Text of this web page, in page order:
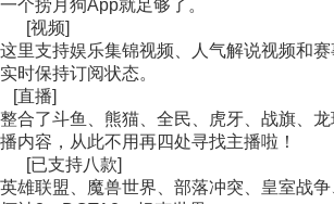
一个捞月狗App就足够了。
[视频]
这里支持娱乐集锦视频、人气解说视频和
实时保持订阅状态。
[直播]
整合了斗鱼、熊猫、全民、虎牙、战旗、
播内容，从此不用再四处寻找主播啦！
[已支持八款]
英雄联盟、魔兽世界、部落冲突、皇室战